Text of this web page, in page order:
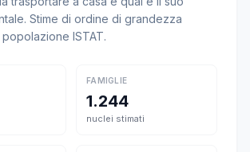
Stime di ordine di grandezza
ISTAT.
FAMIGLIE
1.244
nuclei stimati